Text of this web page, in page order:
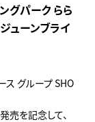
グパーク らら
ューンブライ
ス グループ SHO
売を記念して、